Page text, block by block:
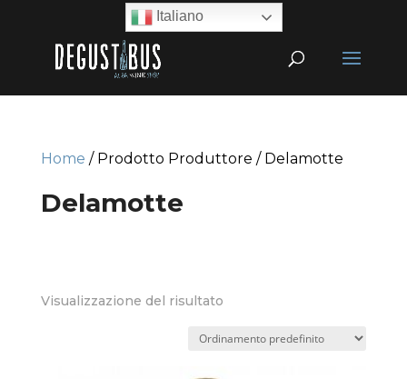
Home / Prodotto Produttore / Delamotte
Delamotte
Visualizzazione del risultato
Italiano